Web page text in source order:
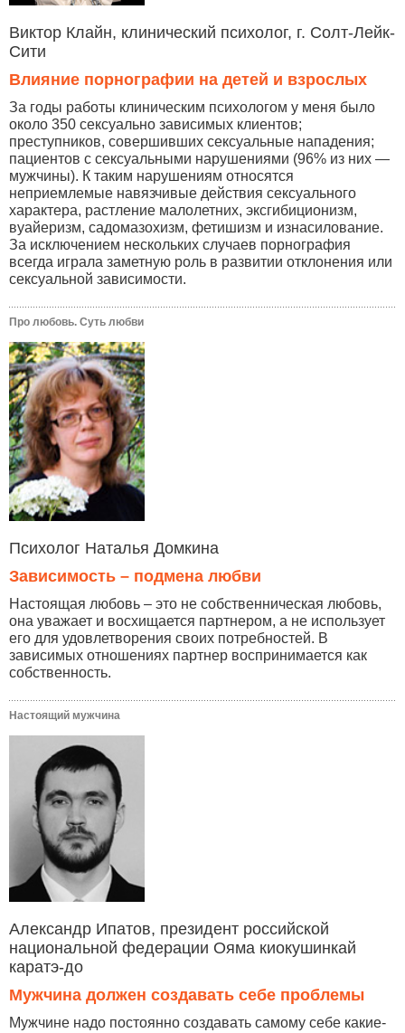
Виктор Клайн, клинический психолог, г. Солт-Лейк-
Сити
Влияние порнографии на детей и взрослых
За годы работы клиническим психологом у меня было
около 350 сексуально зависимых клиентов;
преступников, совершивших сексуальные нападения;
пациентов с сексуальными нарушениями (96% из них —
мужчины). К таким нарушениям относятся
неприемлемые навязчивые действия сексуального
характера, растление малолетних, эксгибиционизм,
вуайеризм, садомазохизм, фетишизм и изнасилование.
За исключением нескольких случаев порнография
всегда играла заметную роль в развитии отклонения или
сексуальной зависимости.
Про любовь. Суть любви
Психолог Наталья Домкина
Зависимость – подмена любви
Настоящая любовь – это не собственническая любовь,
она уважает и восхищается партнером, а не использует
его для удовлетворения своих потребностей. В
зависимых отношениях партнер воспринимается как
собственность.
Настоящий мужчина
Александр Ипатов, президент российской
национальной федерации Ояма киокушинкай
каратэ-до
Мужчина должен создавать себе проблемы
Мужчине надо постоянно создавать самому себе какие-